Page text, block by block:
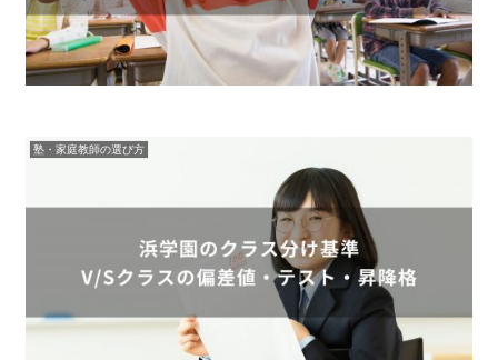
塾・家庭教師の選び方